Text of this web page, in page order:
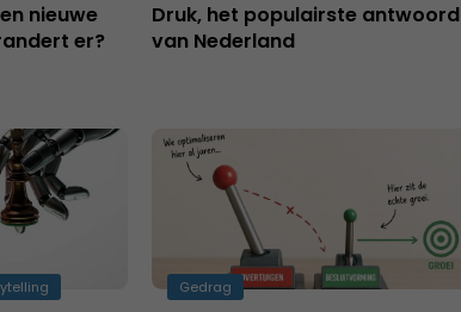
nieuwe
er?
Druk, het populairste antwoord
van Nederland
Gedrag